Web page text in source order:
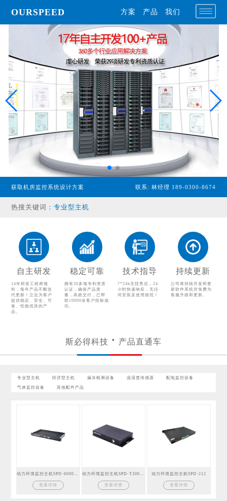
OURSPEED 方案 产品 我们
获取机房监控系统设计方案 联系: 林经理 189-0300-8674
热搜关键词：专业型主机
漏水检测设备
温湿度传感器
配电监控设备
气体监控设备
其他配件产品
自主研发
14年研发工程师领
衔，每年产品不断迭
代更新！立志为客户
提供稳定、安全、可
靠、性能优异的产
品。
稳定可靠
拥有30多项专利资质
认证，确保产品质
量，高效交付，已帮
助10000余客户投标成
功。
技术指导
7*24h无忧售后，24
小时快速响应，无任
何安装及使用烦忧！
持续更新
公司将持续开发和更
新软件系统并免费为
客服升级和更新。
斯必得科技 产品直通车
专业型主机 经济型主机 漏水检测设备 温湿度传感器 配电监控设备
气体监控设备 其他配件产品
查看详情 查看详情
动力环境监控主机SPD-212
查看详情